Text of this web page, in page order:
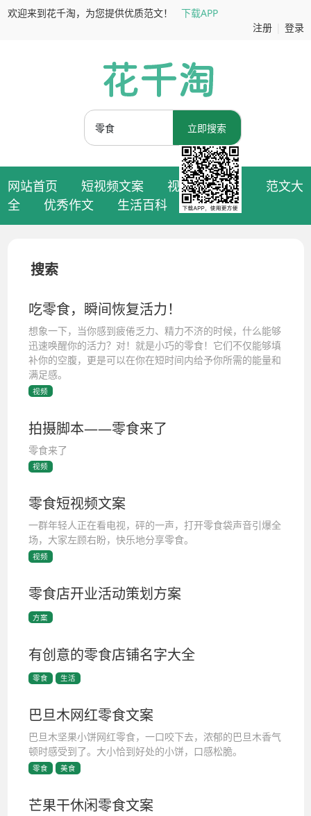
欢迎来到花千淘，为您提供优质范文！
下载APP
注册
登录
立即搜索
网站首页 短视频文案 视频拍摄脚本
范文大
全
优秀作文 生活百科
搜索
吃零食，瞬间恢复活力！
想象一下，当你感到疲倦乏力、精力不济的时候，什么能够
迅速唤醒你的活力？对！就是小巧的零食！它们不仅能够填
补你的空腹，更是可以在你在短时间内给予你所需的能量和
满足感。
视频
拍摄脚本——零食来了
零食来了
视频
零食短视频文案
一群年轻人正在看电视，砰的一声，打开零食袋声音引爆全
场，大家左顾右盼，快乐地分享零食。
视频
零食店开业活动策划方案
方案
有创意的零食店铺名字大全
零食 生活
巴旦木网红零食文案
巴旦木坚果小饼网红零食，一口咬下去，浓郁的巴旦木香气
顿时感受到了。大小恰到好处的小饼，口感松脆。
零食 美食
芒果干休闲零食文案